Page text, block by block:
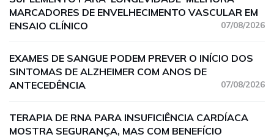
MARCADORES DE ENVELHECIMENTO VASCULAR EM
ENSAIO CLÍNICO
07/08/2026
EXAMES DE SANGUE PODEM PREVER O INÍCIO DOS
SINTOMAS DE ALZHEIMER COM ANOS DE
ANTECEDÊNCIA
07/08/2026
TERAPIA DE RNA PARA INSUFICIÊNCIA CARDÍACA
MOSTRA SEGURANÇA, MAS COM BENEFÍCIO